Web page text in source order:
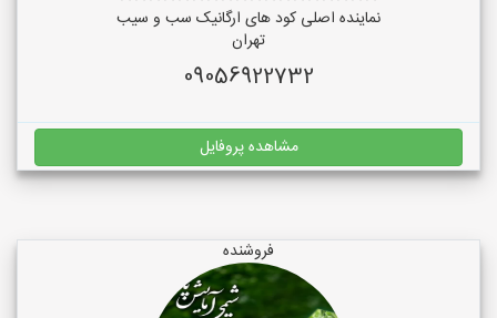
نماینده اصلی کود های ارگانیک سب و سیب
تهران
09056922732
مشاهده پروفایل
فروشنده